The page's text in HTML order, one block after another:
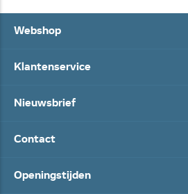
Webshop
Klantenservice
Nieuwsbrief
Contact
Openingstijden